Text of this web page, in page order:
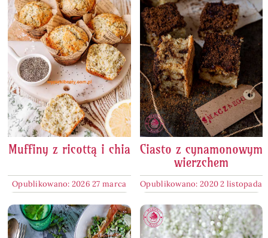
Muffiny z ricottą i chia
Opublikowano: 2026 27 marca
Ciasto z cynamonowym
wierzchem
Opublikowano: 2020 2 listopada